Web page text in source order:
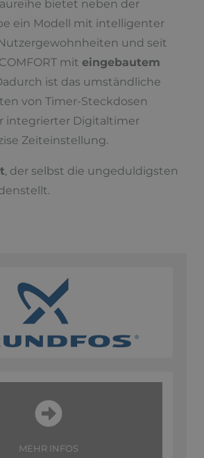
bietet neben der
ein Modell mit intelligenter
und seit
mit eingebautem
ist das umständliche
von Timer-Steckdosen
integrierter Digitaltimer
Zeiteinstellung.
, der selbst die ungeduldigsten
MEHR INFOS